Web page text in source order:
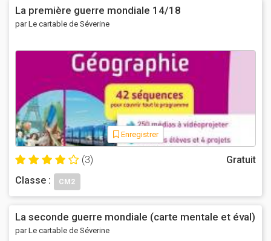
La première guerre mondiale 14/18
par Le cartable de Séverine
Enregistrer
(3)
Gratuit
Classe :
CM2
La seconde guerre mondiale (carte mentale et éval)
par Le cartable de Séverine